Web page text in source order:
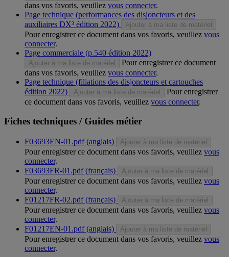
dans vos favoris, veuillez vous connecter.
Page technique (performances des disjoncteurs et des
auxiliaires DX³ édition 2022)
Ajouter à ma liste de matériel
Pour enregistrer ce document dans vos favoris, veuillez vous
connecter.
Page commerciale (p.540 édition 2022)
Ajouter à ma liste de matériel
Pour enregistrer ce document
dans vos favoris, veuillez vous connecter.
Page technique (filiations des disjoncteurs et cartouches
édition 2022)
Ajouter à ma liste de matériel
Pour enregistrer
ce document dans vos favoris, veuillez vous connecter.
Fiches techniques / Guides métier
F03693EN-01.pdf (anglais) Ajouter à ma liste de matériel
Pour enregistrer ce document dans vos favoris, veuillez vous
connecter.
F03693FR-01.pdf (français)
Ajouter à ma liste de matériel
Pour enregistrer ce document dans vos favoris, veuillez vous
connecter.
F01217FR-02.pdf (français)
Ajouter à ma liste de matériel
Pour enregistrer ce document dans vos favoris, veuillez vous
connecter.
F01217EN-01.pdf (anglais)
Ajouter à ma liste de matériel
Pour enregistrer ce document dans vos favoris, veuillez vous
connecter.